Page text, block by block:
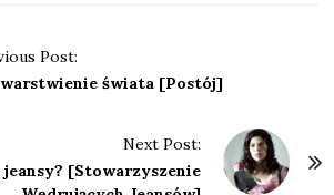
Post:
świata [Postój]
Next Post:
jeansy? [Stowarzyszenie